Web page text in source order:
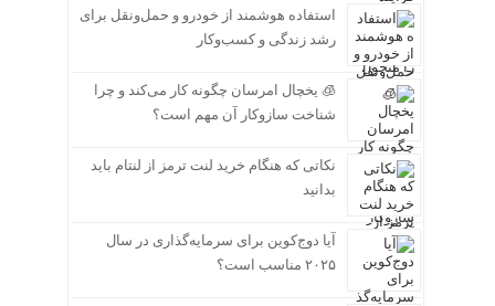
استفاده هوشمند از خودرو و حمل‌ونقل برای
رشد زندگی و کسب‌وکار
🧊 یخچال امرسان چگونه کار می‌کند و چرا
شناخت سازوکار آن مهم است؟
نکاتی که هنگام خرید لنت ترمز از لنتام باید
بدانید
آیا دوج‌کوین برای سرمایه‌گذاری در سال
۲۰۲۵ مناسب است؟